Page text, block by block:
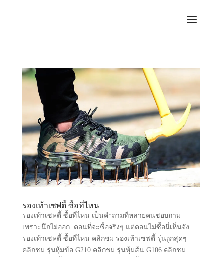
รองเท้าเซฟตี้ ซื้อที่ไหน
รองเท้าเซฟตี้ ซื้อที่ไหน เป็นคำถามที่หลายคนชอบถาม
เพราะนึกไม่ออก ตอนที่จะซื้อจริงๆ แต่ตอนไม่ซื้อนี่เห็นจัง
รองเท้าเซฟตี้ ซื้อที่ไหน คลิกชม รองเท้าเซฟตี้ รุ่นถูกสุดๆ
คลิกชม รุ่นหุ้มข้อ G210 คลิกชม รุ่นหุ้มส้น G106 คลิกชม